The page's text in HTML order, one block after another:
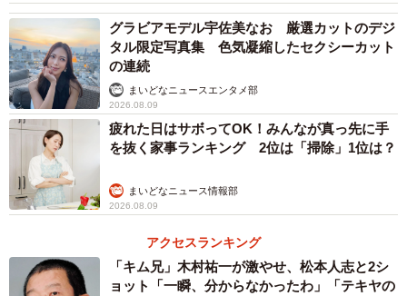
盗難について記された、実際の張り紙(「なかよし自販機コーナー」
Twitterより)
なかには、「器に、再利用する内容のステッカー貼るな
ょう。器は再利用しているので灰皿代わりにしないで下さ
いと…」と提案してくれる人もいました。
グラビアモデル宇佐美なお 厳選カットのデジ
タル限定写真集 色気凝縮したセクシーカット
の連続
まいどなニュースエンタメ部
2026.08.09
疲れた日はサボってOK！みんなが真っ先に手
を抜く家事ランキング 2位は「掃除」1位は？
まいどなニュース情報部
2026.08.09
アクセスランキング
「キム兄」木村祐一が激やせ、松本人志と2シ
ョット「一瞬、分からなかったわ」「テキヤの